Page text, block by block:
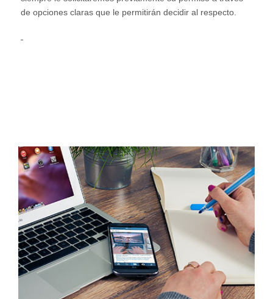
de opciones claras que le permitirán decidir al respecto.